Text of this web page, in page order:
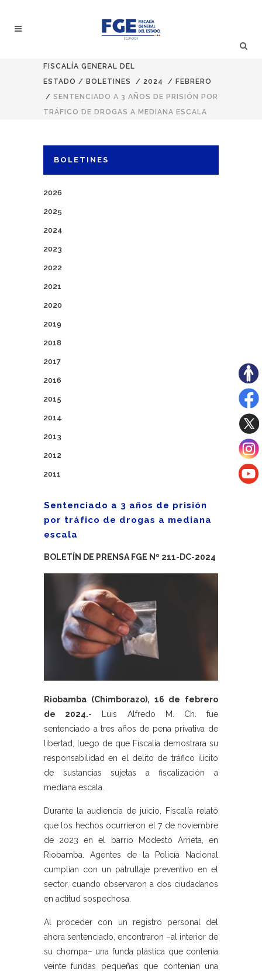
FISCALÍA GENERAL DEL
ESTADO / BOLETINES / 2024 / FEBRERO
/ SENTENCIADO A 3 AÑOS DE PRISIÓN POR
TRÁFICO DE DROGAS A MEDIANA ESCALA
BOLETINES
2026
2025
2024
2023
2022
2021
2020
2019
2018
2017
2016
2015
2014
2013
2012
2011
Sentenciado a 3 años de prisión
por tráfico de drogas a mediana
escala
BOLETÍN DE PRENSA FGE Nº 211-DC-2024
Riobamba (Chimborazo), 16 de febrero
de 2024.- Luis Alfredo M. Ch. fue
sentenciado a tres años de pena privativa de
libertad, luego de que Fiscalía demostrara su
responsabilidad en el delito de tráfico ilícito
de sustancias sujetas a fiscalización a
mediana escala.
Durante la audiencia de juicio, Fiscalía relató
que los hechos ocurrieron el 7 de noviembre
de 2023 en el barrio Modesto Arrieta, en
Riobamba. Agentes de la Policía Nacional
cumplían con un patrullaje preventivo en el
sector, cuando observaron a dos ciudadanos
en actitud sospechosa.
Al proceder con un registro personal del
ahora sentenciado, encontraron –al interior de
su chompa– una funda plástica que contenía
veinte fundas pequeñas que contenían una